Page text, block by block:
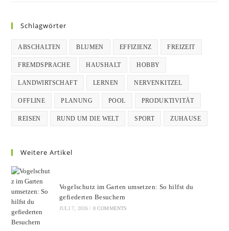
Schlagwörter
ABSCHALTEN BLUMEN EFFIZIENZ FREIZEIT
FREMDSPRACHE HAUSHALT HOBBY
LANDWIRTSCHAFT LERNEN NERVENKITZEL
OFFLINE PLANUNG POOL PRODUKTIVITÄT
REISEN RUND UM DIE WELT SPORT ZUHAUSE
Weitere Artikel
Vogelschutz im Garten umsetzen: So hilfst du
gefiederten Besuchern
JULI 7, 2026 / 0 COMMENTS